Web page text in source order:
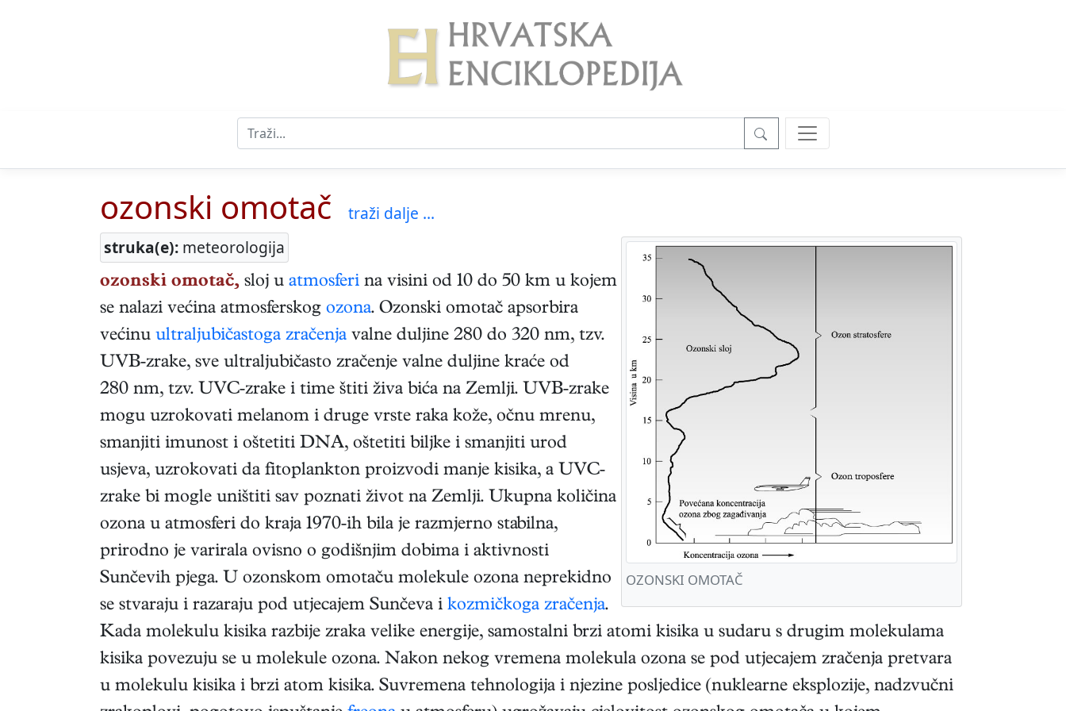
ozonski omotač
traži dalje ...
struka(e): meteorologija
OZONSKI OMOTAČ
ozonski omotač, sloj u atmosferi na visini od 10 do 50 km u kojem
se nalazi većina atmosferskog ozona. Ozonski omotač apsorbira
većinu ultraljubičastoga zračenja valne duljine 280 do 320 nm, tzv.
UVB-zrake, sve ultraljubičasto zračenje valne duljine kraće od
280 nm, tzv. UVC-zrake i time štiti živa bića na Zemlji. UVB-zrake
mogu uzrokovati melanom i druge vrste raka kože, očnu mrenu,
smanjiti imunost i oštetiti DNA, oštetiti biljke i smanjiti urod
usjeva, uzrokovati da fitoplankton proizvodi manje kisika, a UVC-
zrake bi mogle uništiti sav poznati život na Zemlji. Ukupna količina
ozona u atmosferi do kraja 1970-ih bila je razmjerno stabilna,
prirodno je varirala ovisno o godišnjim dobima i aktivnosti
Sunčevih pjega. U ozonskom omotaču molekule ozona neprekidno
se stvaraju i razaraju pod utjecajem Sunčeva i kozmičkoga zračenja.
Kada molekulu kisika razbije zraka velike energije, samostalni brzi atomi kisika u sudaru s drugim molekulama
kisika povezuju se u molekule ozona. Nakon nekog vremena molekula ozona se pod utjecajem zračenja pretvara
u molekulu kisika i brzi atom kisika. Suvremena tehnologija i njezine posljedice (nuklearne eksplozije, nadzvučni